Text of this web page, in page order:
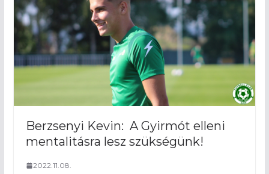
Berzsenyi Kevin: A Gyirmót elleni
mentalitásra lesz szükségünk!
2022.11.08.